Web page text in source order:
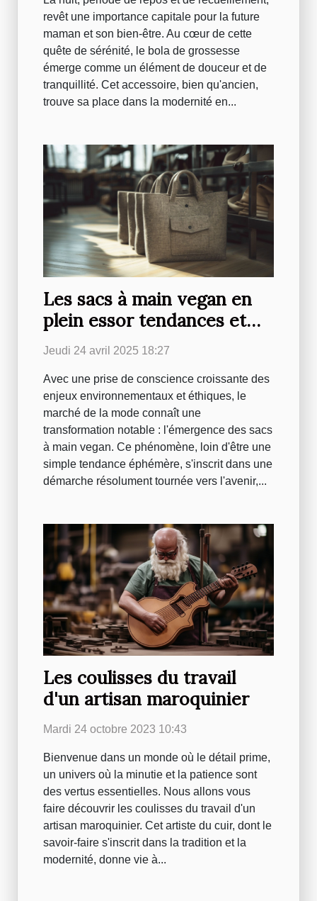
revêt une importance capitale pour la future
maman et son bien-être. Au cœur de cette
quête de sérénité, le bola de grossesse
émerge comme un élément de douceur et de
tranquillité. Cet accessoire, bien qu'ancien,
trouve sa place dans la modernité en...
Les sacs à main vegan en
plein essor tendances et
choix éthiques
Jeudi 24 avril 2025 18:27
Avec une prise de conscience croissante des
enjeux environnementaux et éthiques, le
marché de la mode connaît une
transformation notable : l'émergence des sacs
à main vegan. Ce phénomène, loin d'être une
simple tendance éphémère, s'inscrit dans une
démarche résolument tournée vers l'avenir,...
Les coulisses du travail
d'un artisan maroquinier
Mardi 24 octobre 2023 10:43
Bienvenue dans un monde où le détail prime,
un univers où la minutie et la patience sont
des vertus essentielles. Nous allons vous
faire découvrir les coulisses du travail d'un
artisan maroquinier. Cet artiste du cuir, dont le
savoir-faire s'inscrit dans la tradition et la
modernité, donne vie à...